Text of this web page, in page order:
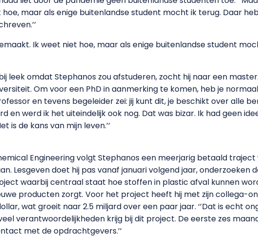
maar als enige buitenlandse student mocht ik terug. Daar
Ik weet niet hoe, maar als enige buitenlandse student
leek omdat Stephanos zou afstuderen, zocht hij naar een
Om voor een PhD in aanmerking te komen, heb je
en tevens begeleider zei: jij kunt dit, je beschikt over alle
werd ik het uiteindelijk ook nog. Dat was bizar. Ik had geen
is de kans van mijn leven.’’
Engineering volgt Stephanos een meerjarig betaald traject
Lesgeven doet hij pas vanaf januari volgend jaar, onderzoeken
waarbij centraal staat hoe stoffen in plastic afval kunnen
producten zorgt. Voor het project heeft hij met zijn collega-
wat groeit naar 2.5 miljard over een paar jaar. ‘’Dat is echt
verantwoordelijkheden krijg bij dit project. De eerste zes
met de opdrachtgevers.’’